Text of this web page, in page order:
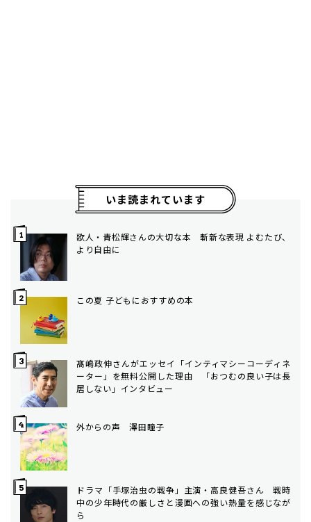
いま読まれています
歌人・青松輝さんの大切な本 斬新な表現 よむたび、
より自由に
この夏 子どもにおすすめの本
髙嶋政伸さんがエッセイ「インティマシーコーディネ
ーター」を無料公開した理由 「おつむの良い子は長
居しない」インタビュー
外からの声 澤田瞳子
ドラマ「手塚治虫の戦争」主演・高良健吾さん 戦時
中の少年時代の厳しさと漫画への強い熱量を感じなが
ら